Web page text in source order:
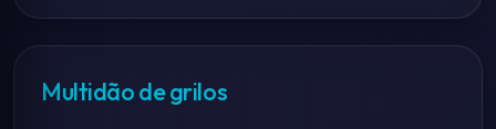
Multidão de grilos